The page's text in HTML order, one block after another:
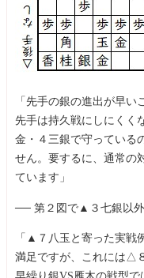
「先手の銀の進出が早い
先手は持久戦にしにくく
金・４三銀で守っている
せん。要するに、通常の
ています」
── 第２図で▲３七銀以
「▲７八玉と寄った実
満足ですが、これには△
早繰り銀VS雁木の戦型